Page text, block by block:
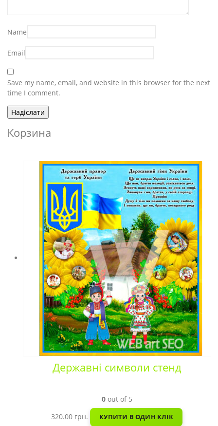
Name
Email
Save my name, email, and website in this browser for the next
time I comment.
Корзина
Державні символи стенд
0out of 5
320.00 грн. КУПИТИ В ОДИН КЛІК